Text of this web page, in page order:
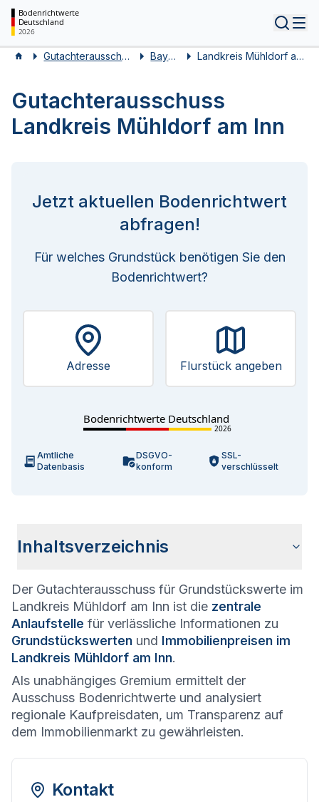
Bodenrichtwerte
Deutschland
2026
Gutachterausschüsse Bayern Landkreis Mühldorf am Inn
Gutachterausschuss
Landkreis Mühldorf am Inn
Jetzt aktuellen Bodenrichtwert
abfragen!
Für welches Grundstück benötigen Sie den
Bodenrichtwert?
Adresse Flurstück angeben
Bodenrichtwerte Deutschland
2026
Amtliche
Datenbasis
DSGVO-
konform
SSL-
verschlüsselt
Inhaltsverzeichnis
Allgemeine Informationen
Aufgaben des Gutachterausschusses
Bodenrichtwerte & Grundstückspreise im Landkreis Mühldorf
am Inn
Fragen und Antworten zum Gutachterausschuss Landkreis
Mühldorf am Inn
Der Gutachterausschuss für Grundstückswerte im
Landkreis Mühldorf am Inn ist die zentrale
Anlaufstelle für verlässliche Informationen zu
Grundstückswerten und Immobilienpreisen im
Landkreis Mühldorf am Inn.
Als unabhängiges Gremium ermittelt der
Ausschuss Bodenrichtwerte und analysiert
regionale Kaufpreisdaten, um Transparenz auf
dem Immobilienmarkt zu gewährleisten.
Kontakt